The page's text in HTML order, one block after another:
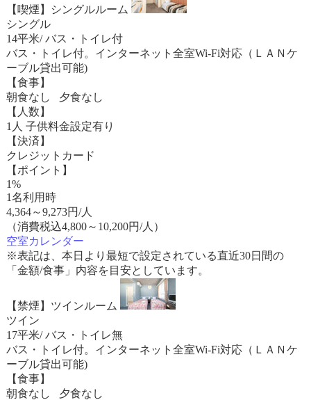
【喫煙】シングルルーム
シングル
14平米/ バス・トイレ付
バス・トイレ付。インターネット全室Wi-Fi対応（ＬＡＮケ
ーブル貸出可能)
【食事】
朝食なし 夕食なし
【人数】
1人 子供料金設定有り
【決済】
クレジットカード
【ポイント】
1%
1名利用時
4,364～9,273円/人
（消費税込4,800～10,200円/人）
空室カレンダー
※表記は、本日より最短で設定されている直近30日間の
「金額/食事」内容を目安としています。
【禁煙】ツインルーム
ツイン
17平米/ バス・トイレ無
バス・トイレ付。インターネット全室Wi-Fi対応（ＬＡＮケ
ーブル貸出可能)
【食事】
朝食なし 夕食なし